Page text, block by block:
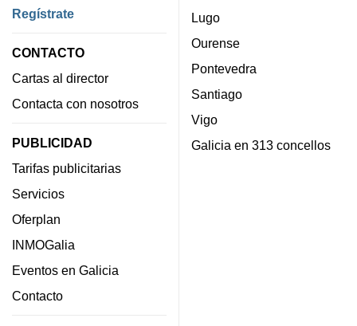
Regístrate
CONTACTO
Cartas al director
Contacta con nosotros
PUBLICIDAD
Tarifas publicitarias
Servicios
Oferplan
INMOGalia
Eventos en Galicia
Contacto
Lugo
Ourense
Pontevedra
Santiago
Vigo
Galicia en 313 concellos